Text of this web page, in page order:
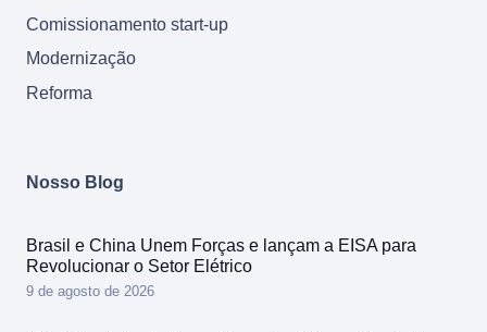
Comissionamento start-up
Modernização
Reforma
Nosso Blog
Brasil e China Unem Forças e lançam a EISA para
Revolucionar o Setor Elétrico
9 de agosto de 2026